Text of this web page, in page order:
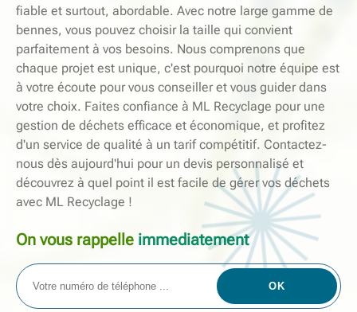
fiable et surtout, abordable. Avec notre large gamme de
bennes, vous pouvez choisir la taille qui convient
parfaitement à vos besoins. Nous comprenons que
chaque projet est unique, c'est pourquoi notre équipe est
à votre écoute pour vous conseiller et vous guider dans
votre choix. Faites confiance à ML Recyclage pour une
gestion de déchets efficace et économique, et profitez
d'un service de qualité à un tarif compétitif. Contactez-
nous dès aujourd'hui pour un devis personnalisé et
découvrez à quel point il est facile de gérer vos déchets
avec ML Recyclage !
On vous rappelle immediatement